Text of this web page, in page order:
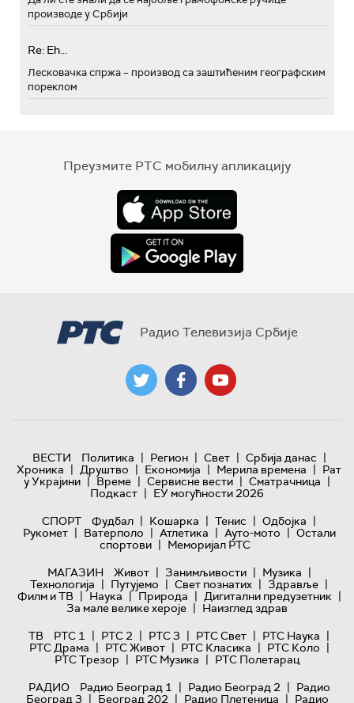
производе у Србији
Re: Eh...
Лесковачка спржа – производ са заштићеним географским
пореклом
Преузмите РТС мобилну апликацију
Радио Телевизија Србије
ВЕСТИ Политика | Регион | Свет | Србија данас |
Хроника | Друштво | Економија | Мерила времена | Рат
у Украјини | Време | Сервисне вести | Сматрачница |
Подкаст | ЕУ могућности 2026
СПОРТ
Фудбал | Кошарка | Тенис | Одбојка |
Рукомет | Ватерполо | Атлетика | Ауто-мото | Остали
спортови | Меморијал РТС
МАГАЗИН
Живот | Занимљивости | Музика |
Технологијa | Путујемо | Свет познатих | Здравље |
Филм и ТВ | Наука | Природа | Дигитални предузетник |
За мале велике хероје | Наизглед здрав
ТВ
РТС 1 | РТС 2 | РТС 3 | РТС Свет | РТС Наука |
РТС Драма | РТС Живот | РТС Класика | РТС Коло |
РТС Трезор | РТС Музика | РТС Полетарац
РАДИО
Радио Београд 1 | Радио Београд 2 | Радио
Београд 3 | Београд 202 | Радио Плетеница | Радио